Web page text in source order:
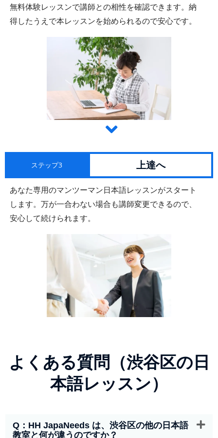
無料体験レッスンで講師との相性を確認できます。納
得したうえで本レッスンを始められるので安心です。
ステップ3 上達へ
あなた専用のマンツーマン日本語レッスンがスタート
します。万が一合わない場合も講師変更できるので、
安心して続けられます。
よくある質問（渋谷区の日
本語レッスン）
Q：HH JapaNeeds は、渋谷区の他の日本語
教室と何が違うのですか？